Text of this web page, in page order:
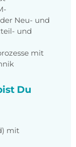
Neu- und
und
mit
Du
mit